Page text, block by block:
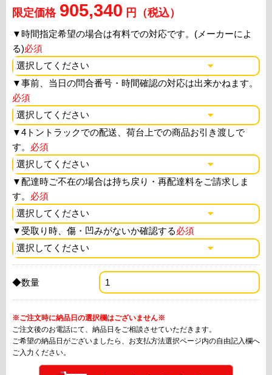
限定価格 905,340 円（税込）
▼時間指定希望の場合は有料での対応です。(メーカーによ
る)必須
▼事前、当日の問合番号・時間確認の対応は出来かねます。
必須
▼4トントラックでの配送、荷台上での商品お引き渡しで
す。 必須
▼配達時ご不在の場合は持ち戻り・再配達料をご請求しま
す。 必須
▼ 受取り時、傷・凹みがないか確認する必須
◆数量
※ご注文時に納品日の選択欄はございません※
ご注文後のお電話にて、納品日をご相談させていただきます。
ご希望の納品日がございましたら、お支払方法選択ページ内の自由記入欄へ
ご入力ください。